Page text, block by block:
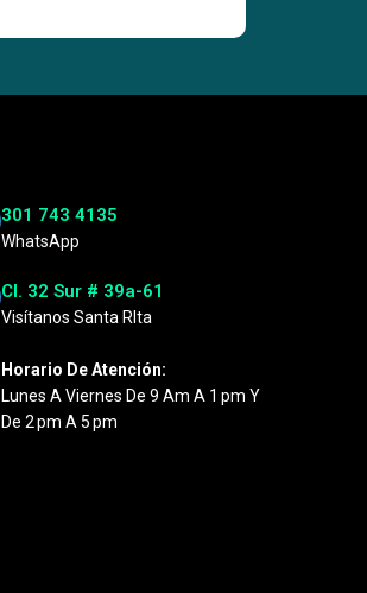
301 743 4135
WhatsApp
Cl. 32 Sur # 39a-61
Visítanos Santa RIta
Horario De Atención:
Lunes A Viernes De 9 Am A 1 Pm Y
De 2 Pm A 5 Pm